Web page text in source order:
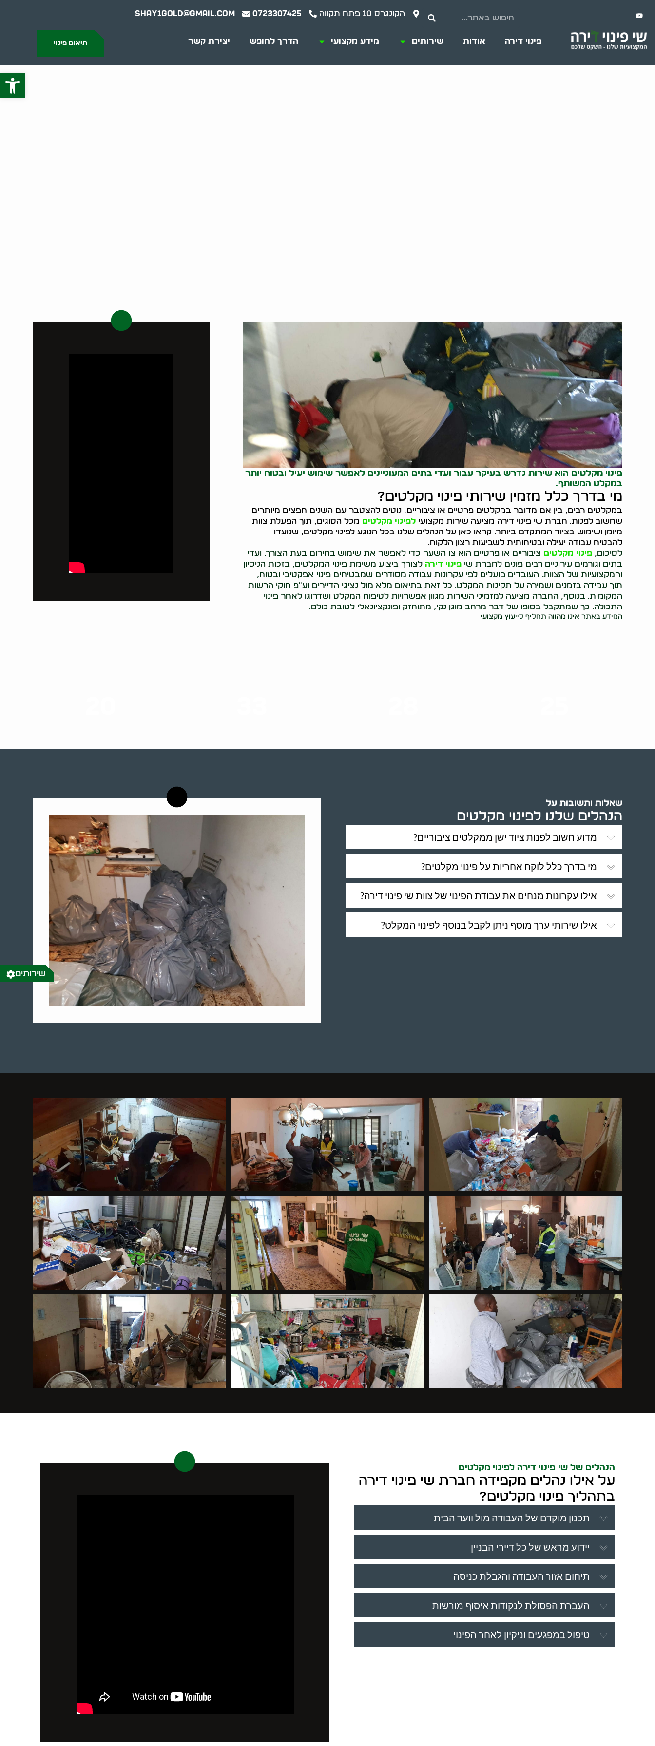
פתח
הקונגרס 10 פתח תקווה 0723307425
Shay1gold@gmail.com
פינוי דירה אודות שירותים מידע מקצועי הדרך לחופש יצירת קשר תיאום פינוי
פינוי מקלטים הוא שירות נדרש בעיקר עבור ועדי בתים המעוניינים לאפשר שימוש יעיל ובטוח יותר
במקלט המשותף.
מי בדרך כלל מזמין שירותי פינוי מקלטים?
במקלטים רבים, בין אם מדובר במקלטים פרטיים או ציבוריים, נוטים להצטבר עם השנים חפצים מיותרים
שחשוב לפנות. חברת שי פינוי דירה מציעה שירות מקצועילפינוי מקלטים מכל הסוגים, תוך הפעלת צוות
מיומן ושימוש בציוד המתקדם ביותר. קראו כאן על הנהלים שלנו בכל הנוגע לפינוי מקלטים, שנועדו
להבטיח עבודה יעילה ובטיחותית לשביעות רצון הלקוח.
לסיכום,פינוי מקלטים ציבוריים או פרטיים הוא צו השעה כדי לאפשר את שימוש בחירום בעת הצורך. ועדי
בתים וגורמים עירוניים רבים פונים לחברת שיפינוי דירה לצורך ביצוע משימת פינוי המקלטים, בזכות הניסיון
והמקצועיות של הצוות. העובדים פועלים לפי עקרונות עבודה מסודרים שמבטיחים פינוי אפקטיבי ובטוח,
תוך עמידה בזמנים ושמירה על תקינות המקלט. כל זאת בתיאום מלא מול נציגי הדיירים וע"פ חוקי הרשות
המקומית. בנוסף, החברה מציעה למזמיני השירות מגוון אפשרויות לטיפוח המקלט ושדרוגו לאחר פינוי
התכולה. כך שמתקבל בסופו של דבר מרחב מוגן נקי, מתוחזק ופונקציונאלי לטובת כולם.
המידע באתר אינו מהווה תחליף לייעוץ מקצועי
שאלות ותשובות על
הנהלים שלנו לפינוי מקלטים
מדוע חשוב לפנות ציוד ישן ממקלטים ציבוריים?
מי בדרך כלל לוקח אחריות על פינוי מקלטים?
אילו עקרונות מנחים את עבודת הפינוי של צוות שי פינוי דירה?
אילו שירותי ערך מוסף ניתן לקבל בנוסף לפינוי המקלט?
הנהלים של שי פינוי דירה לפינוי מקלטים
על אילו נהלים מקפידה חברת שי פינוי דירה
בתהליך פינוי מקלטים?
תכנון מוקדם של העבודה מול וועד הבית
יידוע מראש של כל דיירי הבניין
תיחום אזור העבודה והגבלת כניסה
העברת הפסולת לנקודות איסוף מורשות
טיפול במפגעים וניקיון לאחר הפינוי
שירותים